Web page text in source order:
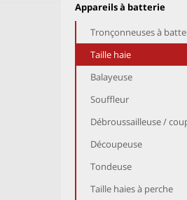
Appareils à batterie
Tronçonneuses à
Taille haie
Balayeuse
Souffleur
Débroussailleuse /
Découpeuse
Tondeuse
Taille haies à perche